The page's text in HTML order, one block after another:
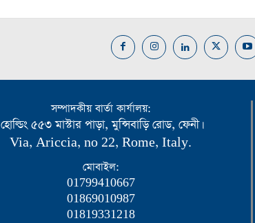
সম্পাদকীয় বার্তা কার্যালয়:
হোল্ডিং ৫৫৩ মাস্টার পাড়া, মুন্সিবাড়ি রোড, ফেনী।
Via, Ariccia, no 22, Rome, Italy.
মোবাইল:
01799410667
01869010987
01819331218